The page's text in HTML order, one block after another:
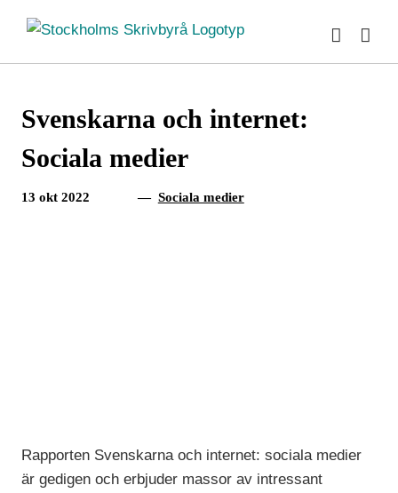
innehållet
Svenskarna och internet:
Sociala medier
13 okt 2022 — Sociala medier
Rapporten Svenskarna och internet: sociala medier
är gedigen och erbjuder massor av intressant